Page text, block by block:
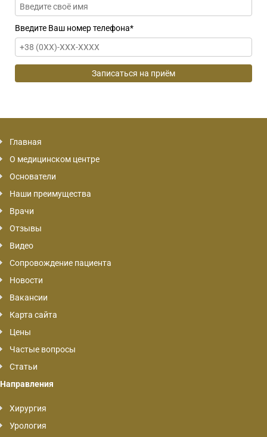
Введите Ваш номер телефона*
Главная
О медицинском центре
Основатели
Наши преимущества
Врачи
Отзывы
Видео
Сопровождение пациента
Новости
Вакансии
Карта сайта
Цены
Частые вопросы
Статьи
Направления
Хирургия
Урология